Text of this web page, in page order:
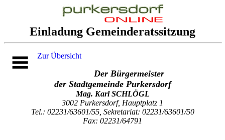
Einladung Gemeinderatssitzung
Zur Übersicht
Der Bürgermeister
der Stadtgemeinde Purkersdorf
Mag. Karl SCHLÖGL
3002 Purkersdorf, Hauptplatz 1
Tel.: 02231/63601/55, Sekretariat: 02231/63601/50
Fax: 02231/64791